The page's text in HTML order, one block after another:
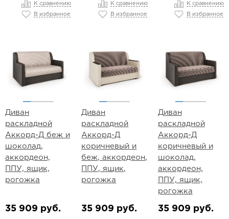
К сравнению
В избранное
К сравнению
В избранное
К сравнению
В избранное
Диван
раскладной
Аккорд-Д беж и
шоколад,
аккордеон,
ППУ, ящик,
рогожка
35 909 руб.
Диван
раскладной
Аккорд-Д
коричневый и
беж, аккордеон,
ППУ, ящик,
рогожка
35 909 руб.
Диван
раскладной
Аккорд-Д
коричневый и
шоколад,
аккордеон,
ППУ, ящик,
рогожка
35 909 руб.